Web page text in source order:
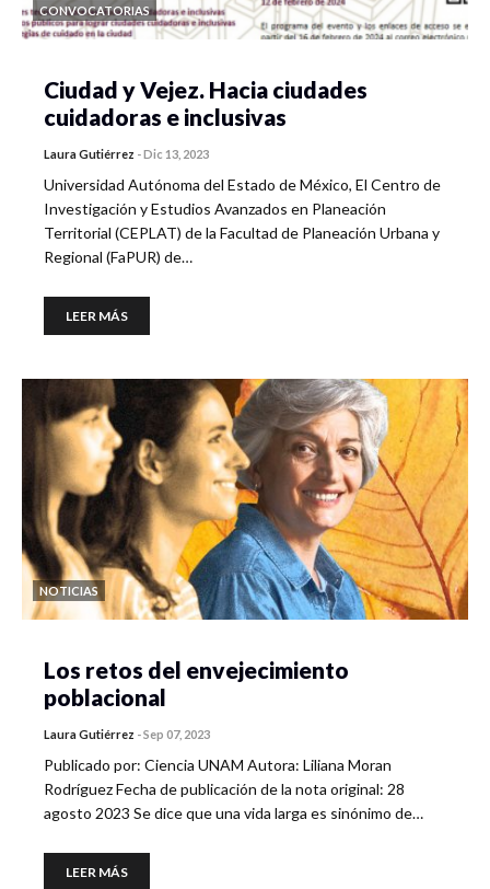
CONVOCATORIAS
Ciudad y Vejez. Hacia ciudades
cuidadoras e inclusivas
Laura Gutiérrez -Dic 13, 2023
Universidad Autónoma del Estado de México, El Centro de
Investigación y Estudios Avanzados en Planeación
Territorial (CEPLAT) de la Facultad de Planeación Urbana y
Regional (FaPUR) de…
LEER MÁS
NOTICIAS
Los retos del envejecimiento
poblacional
Laura Gutiérrez -Sep 07, 2023
Publicado por: Ciencia UNAM Autora: Liliana Moran
Rodríguez Fecha de publicación de la nota original: 28
agosto 2023 Se dice que una vida larga es sinónimo de…
LEER MÁS